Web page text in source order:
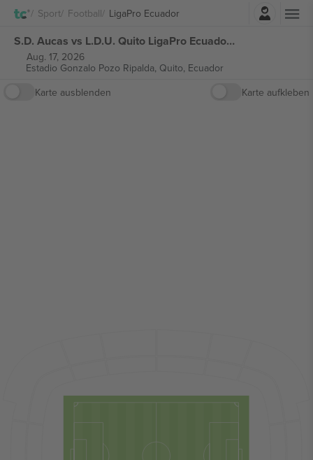
Sport Football LigaPro EcuadorEinloggen
S.D. Aucas vs L.D.U. Quito LigaPro Ecuador tickets
Aug. 17, 2026
Estadio Gonzalo Pozo Ripalda, Quito, Ecuador
Karte ausblenden
Karte aufkleben